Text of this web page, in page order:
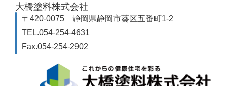
大橋塗料株式会社
〒420-0075 静岡県静岡市葵区五番町1-2
TEL.054-254-4631
Fax.054-254-2902